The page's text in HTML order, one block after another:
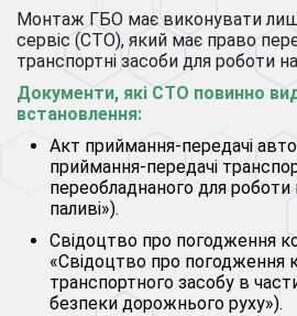
Монтаж ГБО має виконувати
сервіс (СТО), який має право
транспортні засоби для роботи
Документи, які СТО повинно
встановлення:
Акт приймання-передачі
приймання-передачі
переобладнаного для роботи
паливі»).
Свідоцтво про погодження
«Свідоцтво про погодження
транспортного засобу в
безпеки дорожнього руху»).